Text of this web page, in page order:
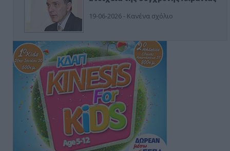
19-06-2026 - Κανένα σχόλιο